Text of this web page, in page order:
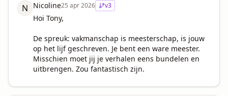
N Nicoline25 apr 2026 v3
Hoi Tony,
De spreuk: vakmanschap is meesterschap, is jouw
op het lijf geschreven. Je bent een ware meester.
Misschien moet jij je verhalen eens bundelen en
uitbrengen. Zou fantastisch zijn.